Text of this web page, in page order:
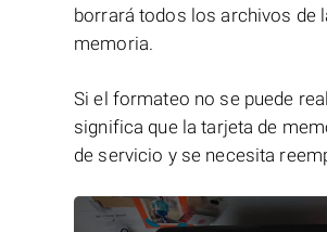
borrará todos los archivos de
memoria.
Si el formateo no se puede
significa que la tarjeta de
de servicio y se necesita